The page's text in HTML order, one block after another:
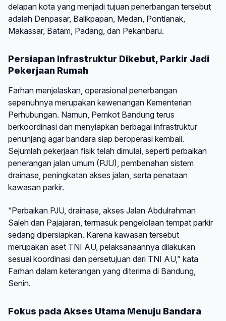
delapan kota yang menjadi tujuan penerbangan tersebut
adalah Denpasar, Balikpapan, Medan, Pontianak,
Makassar, Batam, Padang, dan Pekanbaru.
Persiapan Infrastruktur Dikebut, Parkir Jadi
Pekerjaan Rumah
Farhan menjelaskan, operasional penerbangan
sepenuhnya merupakan kewenangan Kementerian
Perhubungan. Namun, Pemkot Bandung terus
berkoordinasi dan menyiapkan berbagai infrastruktur
penunjang agar bandara siap beroperasi kembali.
Sejumlah pekerjaan fisik telah dimulai, seperti perbaikan
penerangan jalan umum (PJU), pembenahan sistem
drainase, peningkatan akses jalan, serta penataan
kawasan parkir.
“Perbaikan PJU, drainase, akses Jalan Abdulrahman
Saleh dan Pajajaran, termasuk pengelolaan tempat parkir
sedang dipersiapkan. Karena kawasan tersebut
merupakan aset TNI AU, pelaksanaannya dilakukan
sesuai koordinasi dan persetujuan dari TNI AU,” kata
Farhan dalam keterangan yang diterima di Bandung,
Senin.
Fokus pada Akses Utama Menuju Bandara